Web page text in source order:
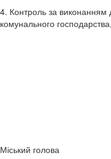
4. Контроль за виконанням
комунального
Міський